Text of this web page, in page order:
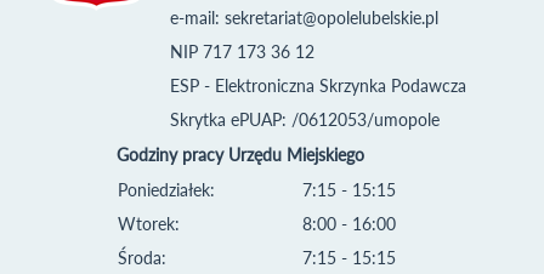
e-mail: sekretariat@opolelubelskie.pl
NIP 717 173 36 12
ESP - Elektroniczna Skrzynka Podawcza
Skrytka ePUAP: /0612053/umopole
Godziny pracy Urzędu Miejskiego
Poniedziałek:
Wtorek:
Środa:
7:15 - 15:15
8:00 - 16:00
7:15 - 15:15